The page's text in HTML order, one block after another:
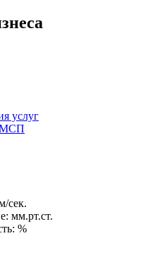
услуг
МСП
сек.
мм.рт.ст.
%